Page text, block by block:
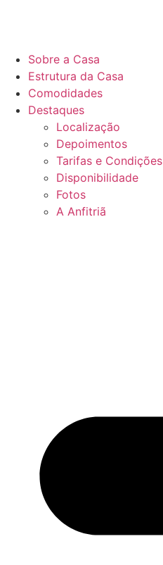
Sobre a Casa
Estrutura da Casa
Comodidades
Destaques
Localização
Depoimentos
Tarifas e Condições
Disponibilidade
Fotos
A Anfitriã